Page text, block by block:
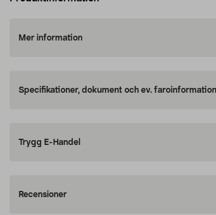
Mer information
Specifikationer, dokument och ev. faroinformation
Trygg E-Handel
Recensioner